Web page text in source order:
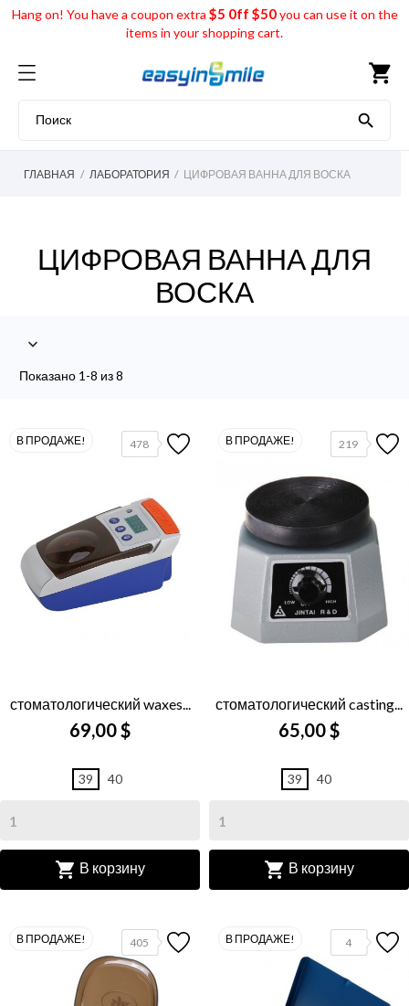
Hang on! You have a coupon extra $5 0ff $50you can use it on the
items in your shopping cart.
shopping_cart

ГЛАВНАЯ ЛАБОРАТОРИЯ ЦИФРОВАЯ ВАННА ДЛЯ ВОСКА
ЦИФРОВАЯ ВАННА ДЛЯ
ВОСКА

Показано 1-8 из 8
478
В ПРОДАЖЕ!
стоматологический waxes...
69,00 $
39 40
 В корзину
219
В ПРОДАЖЕ!
стоматологический casting...
65,00 $
39 40
 В корзину
405
В ПРОДАЖЕ! 4
В ПРОДАЖЕ!